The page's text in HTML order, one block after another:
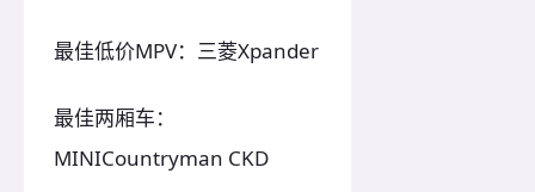
最佳低价MPV：三菱Xpander
最佳两厢车：
MINICountryman CKD